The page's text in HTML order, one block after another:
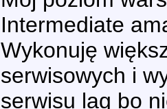
Intermediate
Wykonuję
serwisowych i
serwisu lag bo